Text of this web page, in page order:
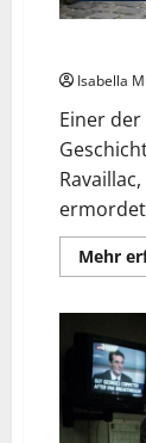
Isabella
Einer
Mehr